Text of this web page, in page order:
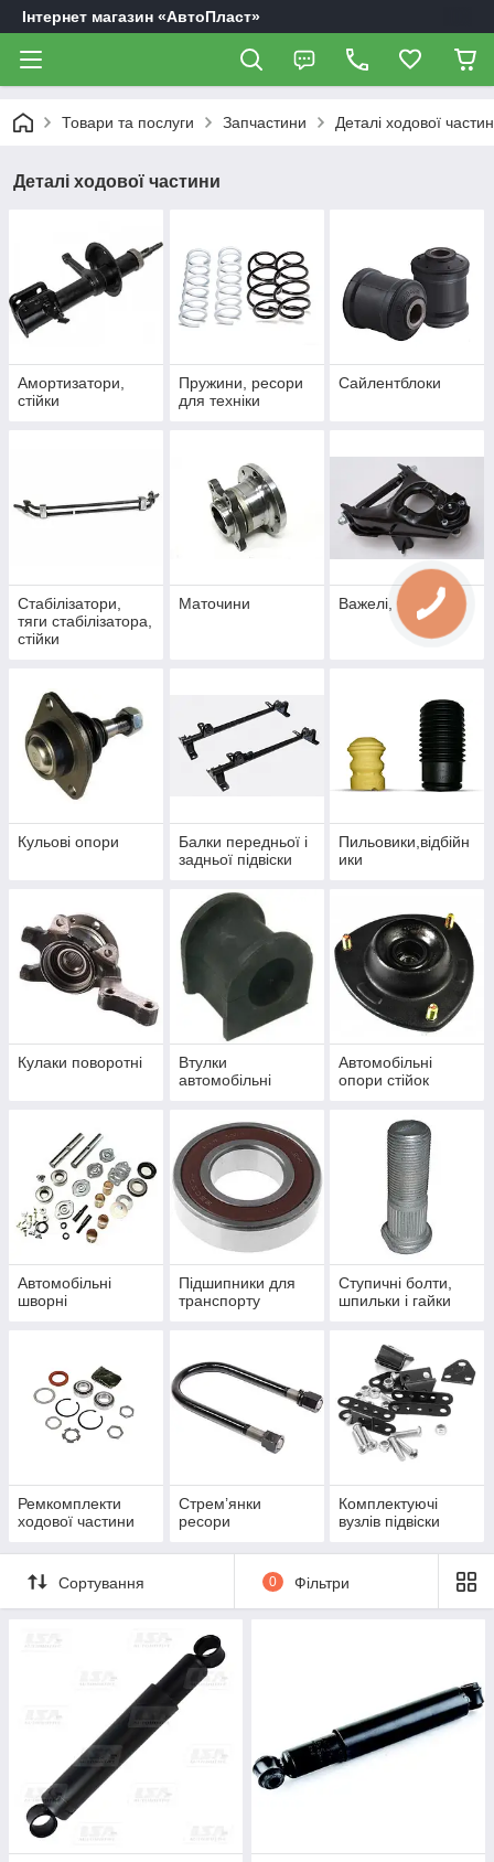
Інтернет магазин «АвтоПласт»
Товари та послуги Запчастини Деталі ходової
Деталі ходової частини
Амортизатори,
стійки
Пружини, ресори
для техніки
Сайлентблоки
Стабілізатори,
тяги стабілізатора,
стійки
Маточини Важелі, тяги
Кульові опори
Балки передньої і
задньої підвіски
Пильовики,відбійн
ики
Кулаки поворотні
Втулки
автомобільні
Автомобільні
опори стійок
Автомобільні
шворні
Підшипники для
транспорту
Ступичні болти,
шпильки і гайки
Ремкомплекти
ходової частини
Стрем’янки
ресори
Комплектуючі
вузлів підвіски
Сортування 0 Фільтри